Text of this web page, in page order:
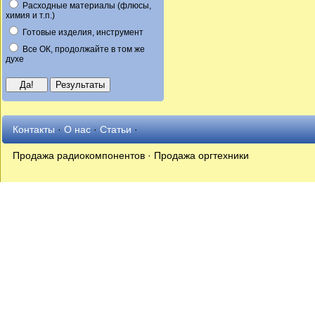
Расходные материалы (флюсы,
химия и т.п.)
Готовые изделия, инструмент
Все ОК, продолжайте в том же
духе
Контакты·О нас·Статьи·
Продажа радиокомпонентов · Продажа оргтехники